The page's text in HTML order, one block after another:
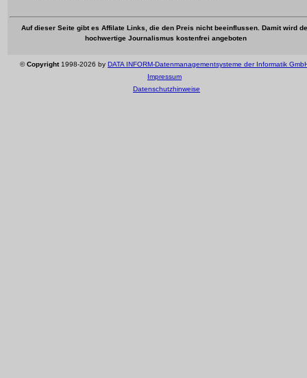
Auf dieser Seite gibt es Affilate Links, die den Preis nicht beeinflussen. Damit wird
hochwertige Journalismus kostenfrei angeboten
©Copyright1998-2026 by DATA INFORM-Datenmanagementsysteme der Informatik
Impressum
Datenschutzhinweise